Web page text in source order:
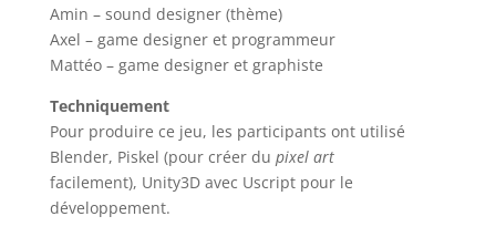
Amin – sound designer (thème)
Axel – game designer et programmeur
Mattéo – game designer et graphiste
Techniquement
Pour produire ce jeu, les participants ont utilisé
Blender, Piskel (pour créer du pixel art
facilement), Unity3D avec Uscript pour le
développement.